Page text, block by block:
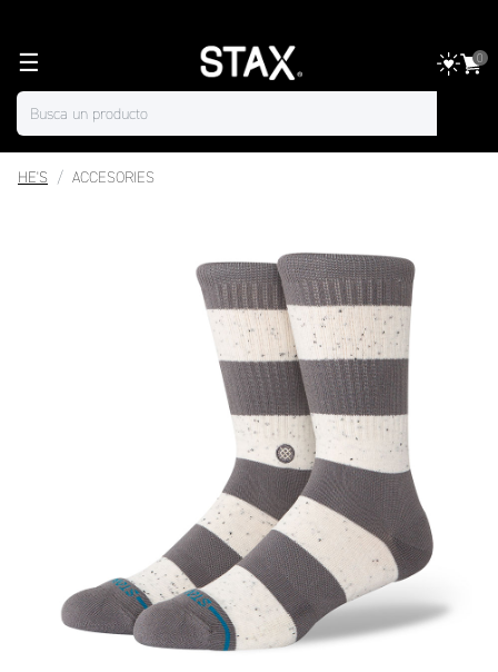
☰ 0
HE'S ACCESORIES